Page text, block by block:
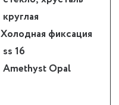
круглая
Холодная фиксация
ss 16
Amethyst Opal